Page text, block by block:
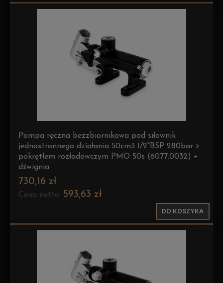
Pompa ręczna bezzbiornikowa pod siłownik
jednostronnego działania 50cm3 1/2"BSP 280bar z
pokrętłem rozładowczym PMO 50s (6077.0032) +
dźwignia
730,16 zł
Cena netto: 593,63 zł
DO KOSZYKA